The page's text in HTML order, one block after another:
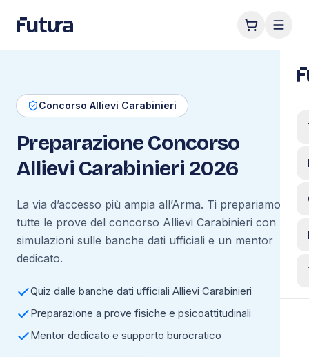
Concorso Allievi Carabinieri
Preparazione Concorso
Allievi Carabinieri 2026
La via d’accesso più ampia all’Arma. Ti prepariamo a
tutte le prove del concorso Allievi Carabinieri con
simulazioni sulle banche dati ufficiali e un mentor
dedicato.
Quiz dalle banche dati ufficiali Allievi Carabinieri
Preparazione a prove fisiche e psicoattitudinali
Mentor dedicato e supporto burocratico